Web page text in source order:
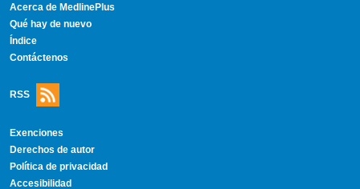
Acerca de MedlinePlus
Qué hay de nuevo
Índice
Contáctenos
RSS
Exenciones
Derechos de autor
Política de privacidad
Accesibilidad